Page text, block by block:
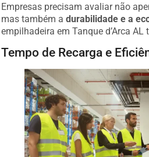
Empresas precisam avaliar não
mas também adurabilidade e a
empilhadeira em Tanque d’Arca
Tempo de Recarga e